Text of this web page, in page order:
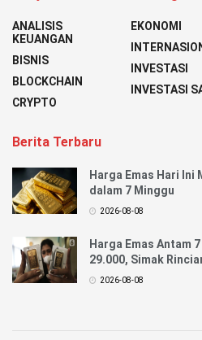
ANALISIS
KEUANGAN
BISNIS
BLOCKCHAIN
CRYPTO
EKONOMI
INVESTASI
INVESTASI
Berita Terbaru
Harga Emas Hari Ini
dalam 7 Minggu
2026-08-08
Harga Emas Antam
29.000, Simak
2026-08-08